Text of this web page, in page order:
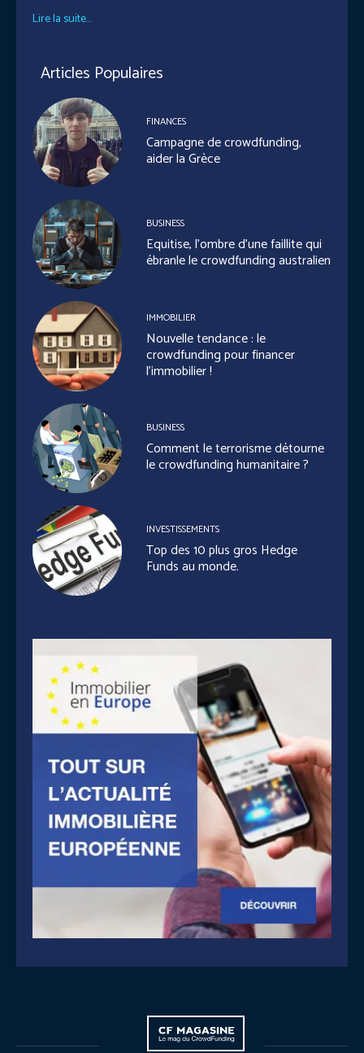
Lire la suite...
Articles Populaires
FINANCES
Campagne de crowdfunding,
aider la Grèce
BUSINESS
Equitise, l’ombre d’une faillite qui
ébranle le crowdfunding australien
IMMOBILIER
Nouvelle tendance : le
crowdfunding pour financer
l’immobilier !
BUSINESS
Comment le terrorisme détourne
le crowdfunding humanitaire ?
INVESTISSEMENTS
Top des 10 plus gros Hedge
Funds au monde.